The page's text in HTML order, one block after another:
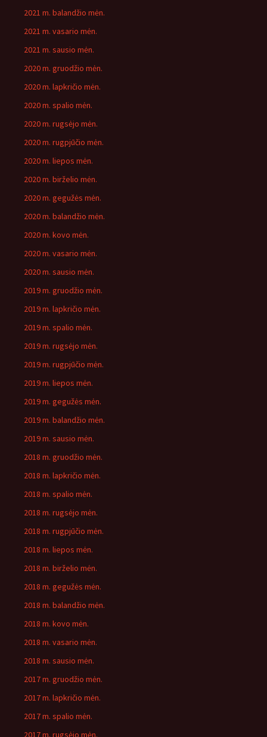
2021 m. balandžio mėn.
2021 m. vasario mėn.
2021 m. sausio mėn.
2020 m. gruodžio mėn.
2020 m. lapkričio mėn.
2020 m. spalio mėn.
2020 m. rugsėjo mėn.
2020 m. rugpjūčio mėn.
2020 m. liepos mėn.
2020 m. birželio mėn.
2020 m. gegužės mėn.
2020 m. balandžio mėn.
2020 m. kovo mėn.
2020 m. vasario mėn.
2020 m. sausio mėn.
2019 m. gruodžio mėn.
2019 m. lapkričio mėn.
2019 m. spalio mėn.
2019 m. rugsėjo mėn.
2019 m. rugpjūčio mėn.
2019 m. liepos mėn.
2019 m. gegužės mėn.
2019 m. balandžio mėn.
2019 m. sausio mėn.
2018 m. gruodžio mėn.
2018 m. lapkričio mėn.
2018 m. spalio mėn.
2018 m. rugsėjo mėn.
2018 m. rugpjūčio mėn.
2018 m. liepos mėn.
2018 m. birželio mėn.
2018 m. gegužės mėn.
2018 m. balandžio mėn.
2018 m. kovo mėn.
2018 m. vasario mėn.
2018 m. sausio mėn.
2017 m. gruodžio mėn.
2017 m. lapkričio mėn.
2017 m. spalio mėn.
2017 m. rugsėjo mėn.